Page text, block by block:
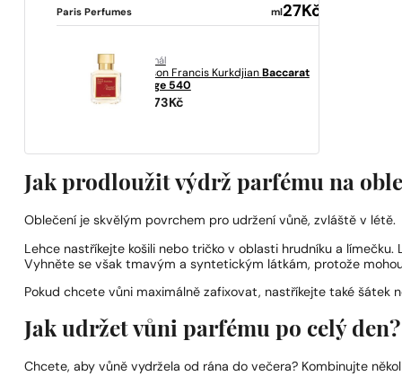
Paris Perfumes ml27Kč
originál
Maison Francis Kurkdjian Baccarat
Rouge 540
10273Kč
Jak prodloužit výdrž parfému na
Oblečení je skvělým povrchem pro udržení vůně, zvláště v létě.
Lehce nastříkejte košili nebo tričko v oblasti hrudníku a
Vyhněte se však tmavým a syntetickým látkám, protože
Pokud chcete vůni maximálně zafixovat, nastříkejte také šátek
Jak udržet vůni parfému po celý den?
Chcete, aby vůně vydržela od rána do večera? Kombinujte